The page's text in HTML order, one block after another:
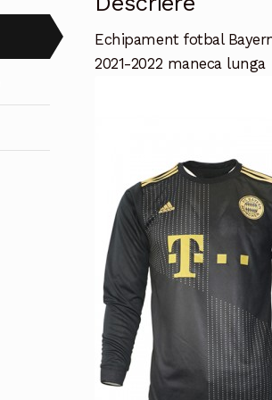
Echipament fotbal
2021-2022 maneca lunga